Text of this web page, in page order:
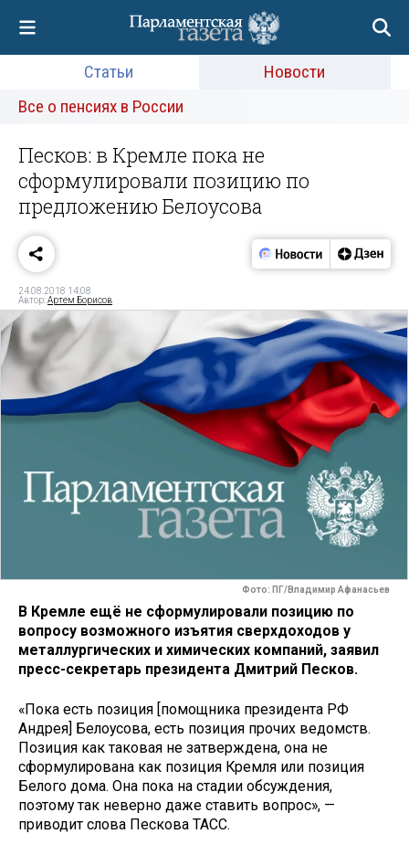
Статьи
Новости
Все о пенсиях в России
Песков: в Кремле пока не
сформулировали позицию по
предложению Белоусова
24.08.2018 14:08
Автор:Артем Борисов
Фото: ПГ/Владимир Афанасьев
В Кремле ещё не сформулировали позицию по
вопросу возможного изъятия сверхдоходов у
металлургических и химических компаний, заявил
пресс-секретарь президента Дмитрий Песков.
«Пока есть позиция [помощника президента РФ
Андрея] Белоусова, есть позиция прочих ведомств.
Позиция как таковая не затверждена, она не
сформулирована как позиция Кремля или позиция
Белого дома. Она пока на стадии обсуждения,
поэтому так неверно даже ставить вопрос», —
приводит слова Пескова ТАСС.